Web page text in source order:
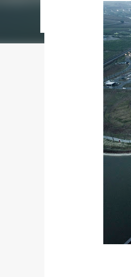
городском
качества» от
современный
прошлом участка